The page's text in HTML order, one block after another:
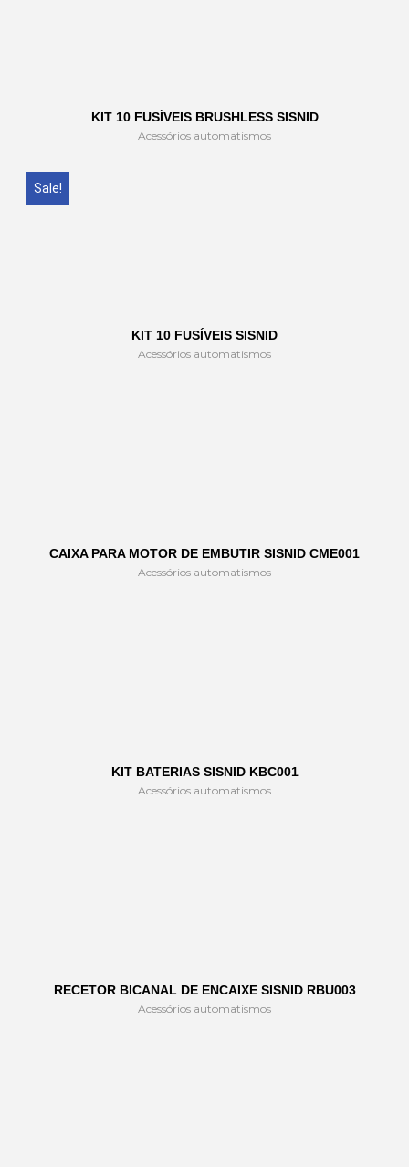
KIT 10 FUSÍVEIS BRUSHLESS SISNID
Acessórios automatismos
Sale!
KIT 10 FUSÍVEIS SISNID
Acessórios automatismos
CAIXA PARA MOTOR DE EMBUTIR SISNID CME001
Acessórios automatismos
KIT BATERIAS SISNID KBC001
Acessórios automatismos
RECETOR BICANAL DE ENCAIXE SISNID RBU003
Acessórios automatismos